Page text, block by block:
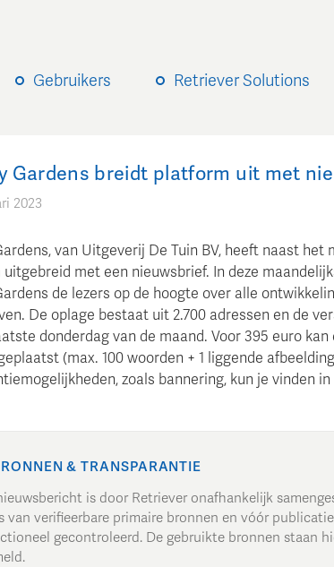
Gebruikers Retriever Solutions
Gardens breidt platform uit met
2023
van Uitgeverij De Tuin BV, heeft naast het
met een nieuwsbrief. In deze
de lezers op de hoogte over alle
De oplage bestaat uit 2.700 adressen en de
donderdag van de maand. Voor 395 euro kan
(max. 100 woorden + 1 liggende
zoals bannering, kun je vinden in
& TRANSPARANTIE
is door Retriever onafhankelijk
van verifieerbare primaire bronnen en vóór publicatie
gecontroleerd. De gebruikte bronnen staan